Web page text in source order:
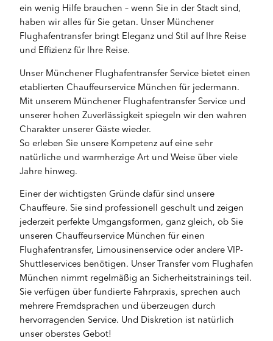
ein wenig Hilfe brauchen – wenn Sie in der Stadt sind,
haben wir alles für Sie getan. Unser Münchener
Flughafentransfer bringt Eleganz und Stil auf Ihre Reise
und Effizienz für Ihre Reise.
Unser Münchener Flughafentransfer Service bietet einen
etablierten Chauffeurservice München für jedermann.
Mit unserem Münchener Flughafentransfer Service und
unserer hohen Zuverlässigkeit spiegeln wir den wahren
Charakter unserer Gäste wieder.
So erleben Sie unsere Kompetenz auf eine sehr
natürliche und warmherzige Art und Weise über viele
Jahre hinweg.
Einer der wichtigsten Gründe dafür sind unsere
Chauffeure. Sie sind professionell geschult und zeigen
jederzeit perfekte Umgangsformen, ganz gleich, ob Sie
unseren Chauffeurservice München für einen
Flughafentransfer, Limousinenservice oder andere VIP-
Shuttleservices benötigen. Unser Transfer vom Flughafen
München nimmt regelmäßig an Sicherheitstrainings teil.
Sie verfügen über fundierte Fahrpraxis, sprechen auch
mehrere Fremdsprachen und überzeugen durch
hervorragenden Service. Und Diskretion ist natürlich
unser oberstes Gebot!